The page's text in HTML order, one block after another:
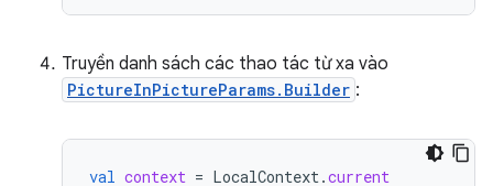
Truyền danh sách các thao tác từ xa vào
PictureInPictureParams.Builder :
val context = LocalContext.current